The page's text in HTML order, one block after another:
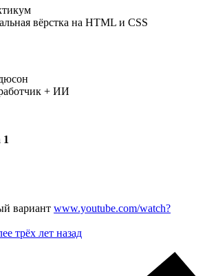
вёрстка на HTML и CSS
+ ИИ
1
вариант www.youtube.com/watch?
трёх лет назад